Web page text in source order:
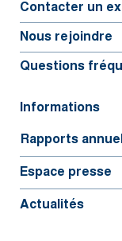
Contacter un
Nous rejoindre
Questions
Informations
Rapports
Espace presse
Actualités